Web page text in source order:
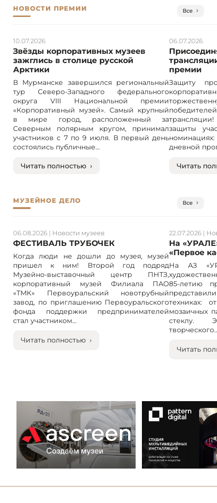
НОВОСТИ ПРЕМИИ Все
Звёзды корпоративных музеев
зажглись в столице русской
Арктики
10.07.2026
В Мурманске завершился региональный
тур Северо-Западного федерального
округа VIII Национальной премии
«Корпоративный музей». Самый крупный
в мире город, расположенный за
Северным полярным кругом, принимал
участников с 7 по 9 июля. В первый день
состоялись публичные...
Читать полностью ›
премии
06.07.2026
Защиту
защиты
дневной
Читать
МУЗЕЙНОЕ ДЕЛО Все
ФЕСТИВАЛЬ ТРУБОЧЕК
06.08.2026| Новости музеев
Когда люди не дошли до музея, музей
пришел к ним! Второй год подряд
Музейно-выставочный центр ПНТЗ,
корпоративный музей Филиала ПАО
«ТМК» Первоуральский новотрубный
завод, по приглашению Первоуральского
фонда поддержки предпринимателей
стал участником...
Читать полностью ›
На
«Первое
22.07.2026 |
На АЗ
85-летию
техниках:
мозаичных
стеклу.
Читать